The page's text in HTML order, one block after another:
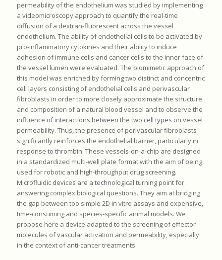
permeability of the endothelium was studied by implementing
a videomicroscopy approach to quantify the real-time
diffusion of a dextran-fluorescent across the vessel
endothelium. The ability of endothelial cells to be activated by
pro-inflammatory cytokines and their ability to induce
adhesion of immune cells and cancer cells to the inner face of
the vessel lumen were evaluated. The biomimetic approach of
this model was enriched by forming two distinct and concentric
cell layers consisting of endothelial cells and perivascular
fibroblasts in order to more closely approximate the structure
and composition of a natural blood vessel and to observe the
influence of interactions between the two cell types on vessel
permeability. Thus, the presence of perivascular fibroblasts
significantly reinforces the endothelial barrier, particularly in
response to thrombin. These vessels-on-a-chip are designed
in a standardized multi-well plate format with the aim of being
used for robotic and high-throughput drug screening.
Microfluidic devices are a technological turning point for
answering complex biological questions. They aim at bridging
the gap between too simple 2D in vitro assays and expensive,
time-consuming and species-specific animal models. We
propose here a device adapted to the screening of effector
molecules of vascular activation and permeability, especially
in the context of anti-cancer treatments.